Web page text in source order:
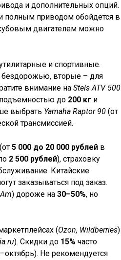
и дополнительных опций.
полным приводом обойдется в
двигателем можно
и спортивные.
бездорожью, вторые – для
внимание на Stels ATV 500
до 200 кг и
выбрать Yamaha Raptor 90 (от
трансмиссией.
5 000 до 20 000 рублей в
2 500 рублей), страховку
Китайские
заказываться под заказ.
) дороже на 30–50%, но
(Ozon, Wildberries)
). Скидки до 15% часто
Не рекомендуется